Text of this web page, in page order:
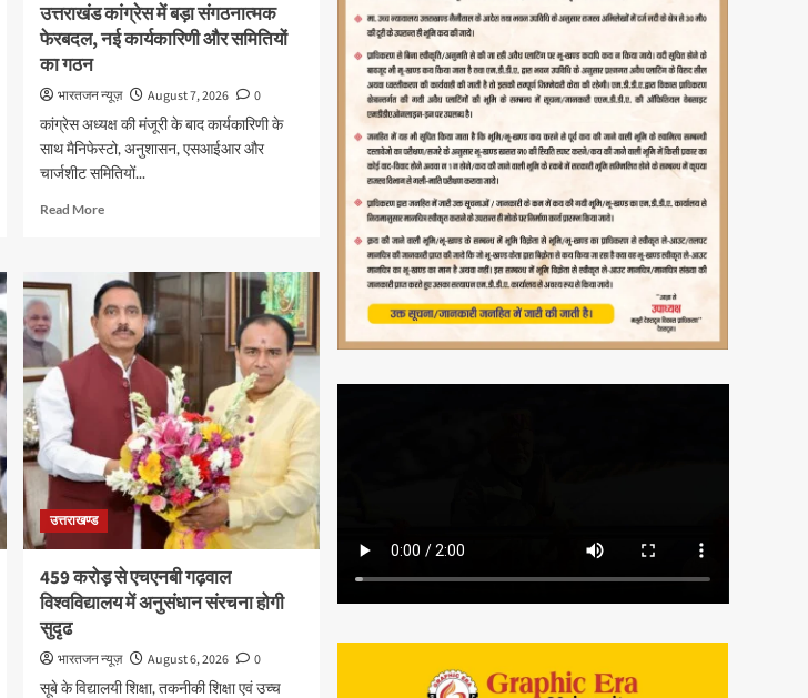
ऐतिहासिक
फैसले
उत्तराखंड कांग्रेस में बड़ा संगठनात्मक
फेरबदल, नई कार्यकारिणी और समितियों
का गठन
भारतजन न्यूज़ August 7, 2026
0
कांग्रेस अध्यक्ष की मंजूरी के बाद कार्यकारिणी के
साथ मैनिफेस्टो, अनुशासन, एसआईआर और
चार्जशीट समितियों...
Read MoreRead
उत्तराखंड
कांग्रेस
में
बड़ा
संगठनात्मक
फेरबदल,
कार्यकारिणी
समितियों
का
गठन
उत्तराखण्ड
459 करोड़ से एचएनबी गढ़वाल
विश्वविद्यालय में अनुसंधान संरचना होगी
सुदृढ
भारतजन न्यूज़ August 6, 2026
0
सूबे के विद्यालयी शिक्षा, तकनीकी शिक्षा एवं उच्च